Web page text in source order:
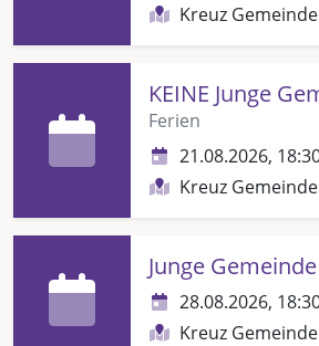
Kreuz
KEINE Junge
Ferien
21.08.2026,
Kreuz
Junge
28.08.2026,
Kreuz